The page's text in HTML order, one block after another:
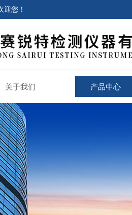
迎您！
关于我们 产品中心